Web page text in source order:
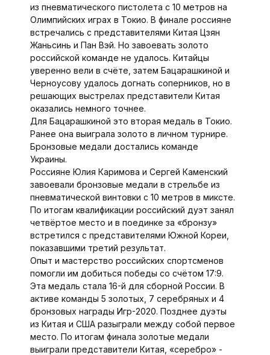
из пневматического пистолета с 10 метров на
Олимпийских играх в Токио. В финале россияне
встречались с представителями Китая Цзян
Жаньсинь и Пан Вэй. Но завоевать золото
российской команде не удалось. Китайцы
уверенно вели в счёте, затем Бацарашкиной и
Черноусову удалось догнать соперников, но в
решающих выстрелах представители Китая
оказались немного точнее.
Для Бацарашкиной это вторая медаль в Токио.
Ранее она выиграла золото в личном турнире.
Бронзовые медали достались команде
Украины.
Россияне Юлия Каримова и Сергей Каменский
завоевали бронзовые медали в стрельбе из
пневматической винтовки с 10 метров в миксте.
По итогам квалификации российский дуэт занял
четвёртое место и в поединке за «бронзу»
встретился с представителями Южной Кореи,
показавшими третий результат.
Опыт и мастерство российских спортсменов
помогли им добиться победы со счётом 17:9.
Эта медаль стала 16-й для сборной России. В
активе команды 5 золотых, 7 серебряных и 4
бронзовых награды Игр-2020. Позднее дуэты
из Китая и США разыграли между собой первое
место. По итогам финала золотые медали
выиграли представители Китая, «серебро» -